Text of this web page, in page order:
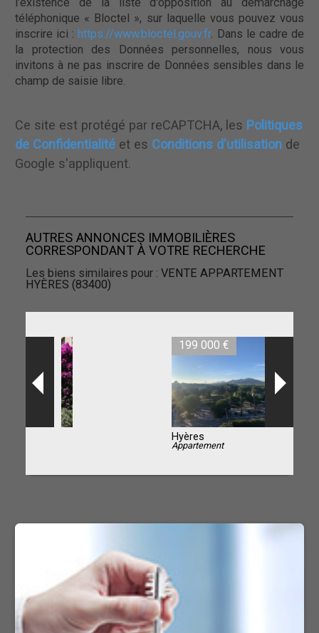
l’existence de la liste d'opposition au démarchage
téléphonique « Bloctel », sur laquelle vous pouvez vous
inscrire ici : https://www.bloctel.gouv.fr. Dans le cadre de
la protection des Données personnelles, nous vous
invitons à ne pas inscrire de Données sensibles dans le
champ de saisie libre.
Ce site est protégé par reCAPTCHA, les Politiques
de Confidentialité et es Conditions d'utilisation de
Google s'appliquent.
AUTRES ANNONCES IMMOBILIÈRES
CORRESPONDANT À VOTRE RECHERCHE
Les biens similaires pour : VENTE APPARTEMENT
HYÈRES (83400)